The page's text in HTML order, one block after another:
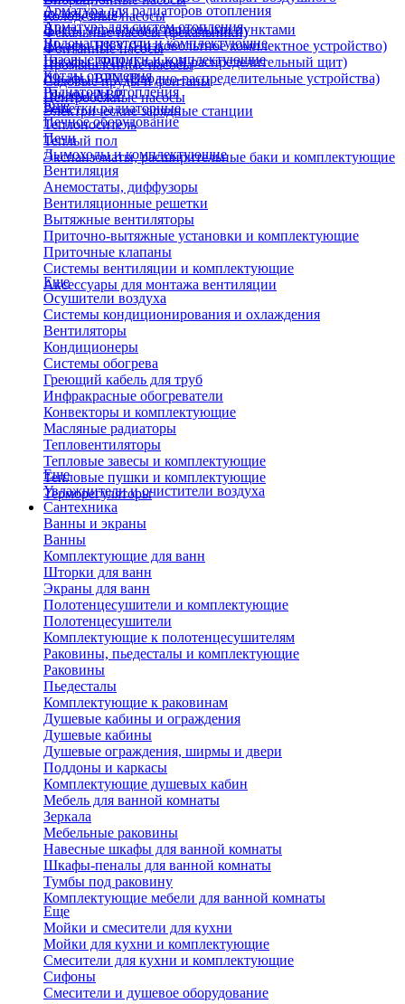
Колодезные насосы
Фекальные насосы (фекальники)
Фонтанные насосы
Промышленные насосы
Садовые пруды и фонтаны
Центробежные насосы
охлаждения)
Щиты управления тепловыми пунктами
Шкафы НКУ (Низковольтное комплектное устройство)
Шкафы ГРЩ (Главный распределительный щит)
Шкафы ВРУ (Вводно-распределительные устройства)
Шкафы АВР
Электрические зарядные станции
Арматура для радиаторов отопления
Арматура для систем отопления
Водонагреватели и комплектующие
Газовые колонки и комплектующие
Котлы отопления
Радиаторы отопления
Решетки радиаторные
Теплоноситель
Теплый пол
Экспанзоматы, расширительные баки и комплектующие
Еще
Печное оборудование
Печи
Дымоходы и комплектующие
Вентиляция
Анемостаты, диффузоры
Вентиляционные решетки
Вытяжные вентиляторы
Приточно-вытяжные установки и комплектующие
Приточные клапаны
Системы вентиляции и комплектующие
Аксессуары для монтажа вентиляции
Еще
Осушители воздуха
Системы кондиционирования и охлаждения
Вентиляторы
Кондиционеры
Системы обогрева
Греющий кабель для труб
Инфракрасные обогреватели
Конвекторы и комплектующие
Масляные радиаторы
Тепловентиляторы
Тепловые завесы и комплектующие
Тепловые пушки и комплектующие
Терморегуляторы
Еще
Увлажнители и очистители воздуха
Сантехника
Ванны и экраны
Ванны
Комплектующие для ванн
Шторки для ванн
Экраны для ванн
Полотенцесушители и комплектующие
Полотенцесушители
Комплектующие к полотенцесушителям
Раковины, пьедесталы и комплектующие
Раковины
Пьедесталы
Комплектующие к раковинам
Душевые кабины и ограждения
Душевые кабины
Душевые ограждения, ширмы и двери
Поддоны и каркасы
Комплектующие душевых кабин
Мебель для ванной комнаты
Зеркала
Мебельные раковины
Навесные шкафы для ванной комнаты
Шкафы-пеналы для ванной комнаты
Тумбы под раковину
Комплектующие мебели для ванной комнаты
Еще
Мойки и смесители для кухни
Мойки для кухни и комплектующие
Смесители для кухни и комплектующие
Сифоны
Смесители и душевое оборудование